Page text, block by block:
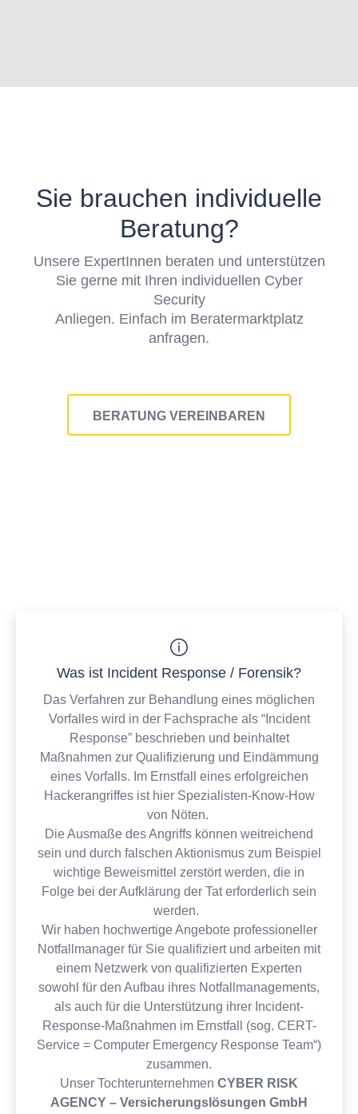
Sie brauchen individuelle
Beratung?
Unsere ExpertInnen beraten und unterstützen
Sie gerne mit Ihren individuellen Cyber
Security
Anliegen. Einfach im Beratermarktplatz
anfragen.
BERATUNG VEREINBAREN
Was ist Incident Response / Forensik?
Das Verfahren zur Behandlung eines möglichen
Vorfalles wird in der Fachsprache als “Incident
Response” beschrieben und beinhaltet
Maßnahmen zur Qualifizierung und Eindämmung
eines Vorfalls. Im Ernstfall eines erfolgreichen
Hackerangriffes ist hier Spezialisten-Know-How
von Nöten.
Die Ausmaße des Angriffs können weitreichend
sein und durch falschen Aktionismus zum Beispiel
wichtige Beweismittel zerstört werden, die in
Folge bei der Aufklärung der Tat erforderlich sein
werden.
Wir haben hochwertige Angebote professioneller
Notfallmanager für Sie qualifiziert und arbeiten mit
einem Netzwerk von qualifizierten Experten
sowohl für den Aufbau ihres Notfallmanagements,
als auch für die Unterstützung ihrer Incident-
Response-Maßnahmen im Ernstfall (sog. CERT-
Service = Computer Emergency Response Team“)
zusammen.
Unser Tochterunternehmen CYBER RISK
AGENCY – Versicherungslösungen GmbH